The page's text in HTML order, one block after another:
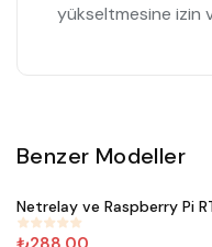
yükseltmesine izin
Benzer Modeller
#911
Satın Al
Netrelay ve Raspberry Pi